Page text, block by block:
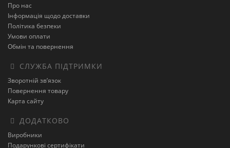
Про нас
Інформація щодо доставки
Політика безпеки
Умови оплати
Обмін та повернення
СЛУЖБА ПІДТРИМКИ
Зворотній зв’язок
Повернення товару
Карта сайту
ДОДАТКОВО
Виробники
Подарункові сертифікати